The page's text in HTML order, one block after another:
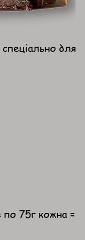
для
по 75г кожна =